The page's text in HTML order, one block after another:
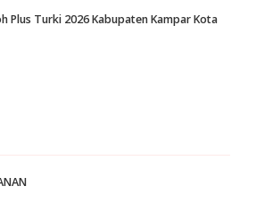
Plus Turki 2026 Kabupaten Kampar Kota